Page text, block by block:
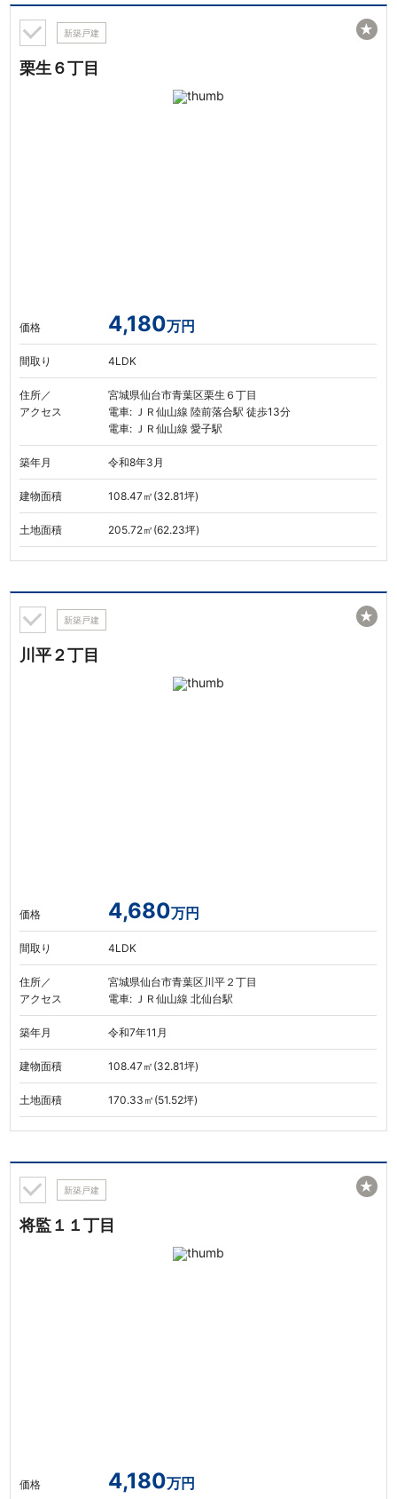
新築戸建
栗生６丁目
価格 4,180万円
間取り 4LDK
住所／
アクセス
宮城県仙台市青葉区栗生６丁目
電車: ＪＲ仙山線 陸前落合駅 徒歩13分
電車: ＪＲ仙山線 愛子駅
築年月 令和8年3月
建物面積 108.47㎡(32.81坪)
土地面積 205.72㎡(62.23坪)
★
新築戸建
川平２丁目
価格 4,680万円
間取り 4LDK
住所／
アクセス
宮城県仙台市青葉区川平２丁目
電車: ＪＲ仙山線 北仙台駅
築年月 令和7年11月
建物面積 108.47㎡(32.81坪)
土地面積 170.33㎡(51.52坪)
★
新築戸建
将監１１丁目
価格 4,180万円
★